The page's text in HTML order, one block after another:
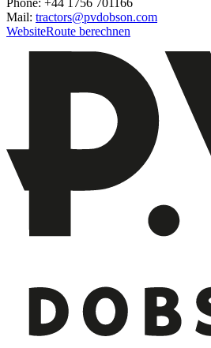
Phone: +44 1756 701166
Mail: tractors@pvdobson.com
WebsiteRoute berechnen